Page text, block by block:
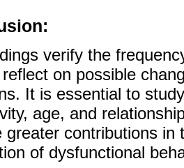
verify the
on possible
It is essential to
age, and
greater contributions
of dysfunctional